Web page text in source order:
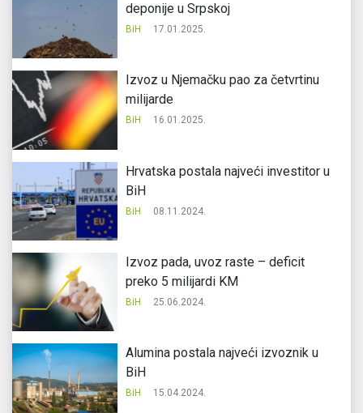
deponije u Srpskoj
BiH 17.01.2025.
Izvoz u Njemačku pao za četvrtinu
milijarde
BiH 16.01.2025.
Hrvatska postala najveći investitor u
BiH
BiH 08.11.2024.
Izvoz pada, uvoz raste – deficit
preko 5 milijardi KM
BiH 25.06.2024.
Alumina postala najveći izvoznik u
BiH
BiH 15.04.2024.